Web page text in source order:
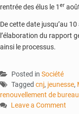
rentrée des élus le 1 er
De cette date jusqu’au
l’élaboration du rapport
ainsi le processus.
Posted in Société
Tagged cnj, jeunesse,
renouvellement de
Leave a Comment